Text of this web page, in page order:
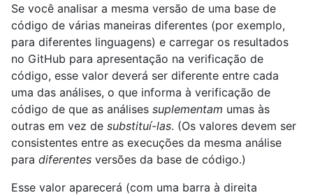
Se você analisar a mesma versão de uma base de
código de várias maneiras diferentes (por exemplo,
para diferentes linguagens) e carregar os resultados
no GitHub para apresentação na verificação de
código, esse valor deverá ser diferente entre cada
uma das análises, o que informa à verificação de
código de que as análises suplementam umas às
outras em vez de substituí-las. (Os valores devem ser
consistentes entre as execuções da mesma análise
para diferentes versões da base de código.)
Esse valor aparecerá (com uma barra à direita